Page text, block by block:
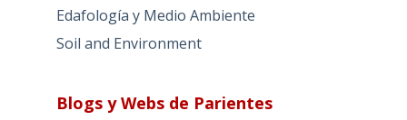
Edafología y Medio Ambiente
Soil and Environment
Blogs y Webs de Parientes